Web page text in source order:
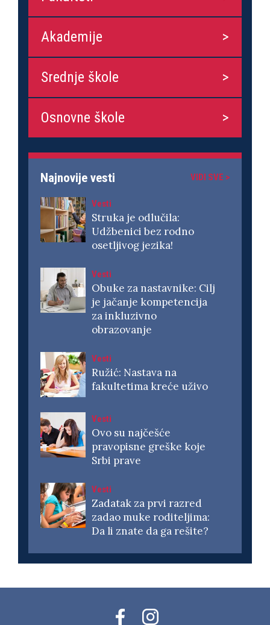
Akademije
Srednje škole
Osnovne škole
Najnovije vesti VIDI SVE >
Vesti
Struka je odlučila:
Udžbenici bez rodno
osetljivog jezika!
Vesti
Obuke za nastavnike: Cilj
je jačanje kompetencija
za inkluzivno
obrazovanje
Vesti
Ružić: Nastava na
fakultetima kreće uživo
Vesti
Ovo su najčešće
pravopisne greške koje
Srbi prave
Vesti
Zadatak za prvi razred
zadao muke roditeljima:
Da li znate da ga rešite?